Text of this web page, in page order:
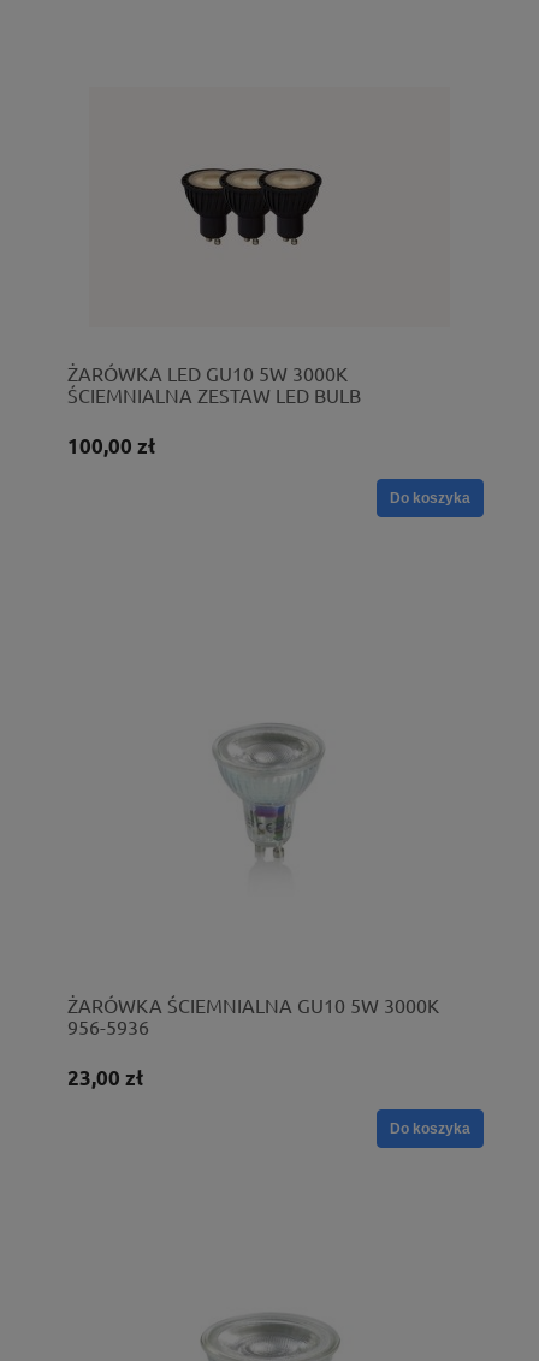
ŻARÓWKA LED GU10 5W 3000K
ŚCIEMNIALNA ZESTAW LED BULB
100,00 zł
Do koszyka
ŻARÓWKA ŚCIEMNIALNA GU10 5W 3000K
956-5936
23,00 zł
Do koszyka